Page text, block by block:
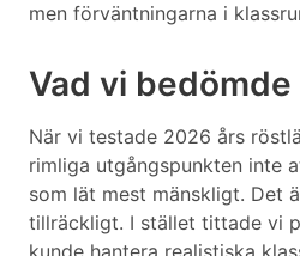
men förväntningarna i
Vad vi bedömde
När vi testade 2026 års
rimliga utgångspunkten inte
som lät mest mänskligt. Det
tillräckligt. I stället tittade vi